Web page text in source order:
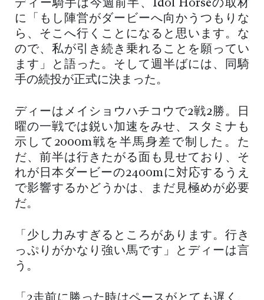
ディー騎手は今週前半、Idol Horseの取材
に「もし陣営がダービーへ向かうつもりな
ら、そこへ行くことになると思います。な
ので、私が引き続き乗れることを願ってい
ます」と語った。そして週半ばには、同騎
手の続投が正式に決まった。
ディーはメイショウハチコウで2戦2勝。日
曜の一戦では鋭い加速をみせ、スタミナも
示して2000m戦を半馬身差で制した。た
だ、前半は行きたがる面も見せており、そ
れが日本ダービーの2400mに対応するうえ
で影響するかどうかは、まだ見極めが必要
だ。
「少し力みすぎるところがあります。行き
っぷりがかなり強い馬です」とディーは言
う。